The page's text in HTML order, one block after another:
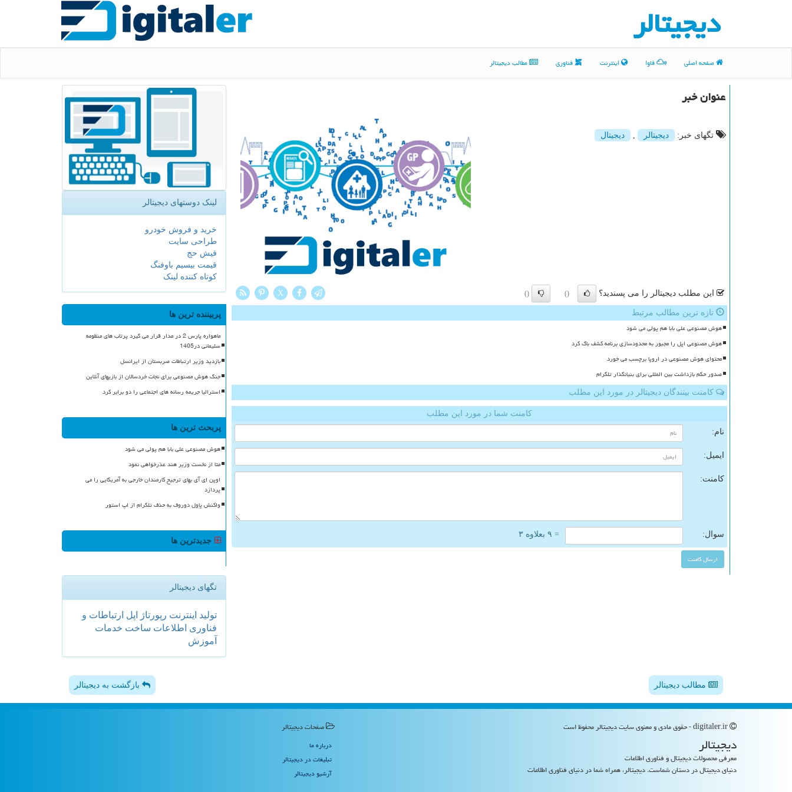
دیجیتالر
صفحه اصلی فاوا اینترنت فناوری مطالب دیجیتالر
عنوان خبر
تگهای خبر: دیجیتالر , دیجیتال
این مطلب دیجیتالر را می پسندید؟ ()
()
X
تازه ترین مطالب مرتبط
هوش مصنوعی علی بابا هم پولی می شود
هوش مصنوعی اپل را مجبور به محدودسازی برنامه کشف باگ کرد
محتوای هوش مصنوعی در اروپا برچسب می خورد
صدور حکم بازداشت بین المللی برای بنیانگذار تلگرام
کامنت بینندگان دیجیتالر در مورد این مطلب
کامنت شما در مورد این مطلب
نام:
ایمیل:
کامنت:
سوال: = ۹ بعلاوه ۳
لینک دوستهای دیجیتالر
خرید و فروش خودرو
طراحی سایت
فیش حج
قیمت بیسیم باوفنگ
کوتاه کننده لینک
پربیننده ترین ها
ماهواره پارس 2 در مدار قرار می گیرد پرتاب های منظومه
سلیمانی در1405
بازدید وزیر ارتباطات صربستان از ایرانسل
جنگ هوش مصنوعی برای نجات خردسالان از بازیهای آنلاین
استرالیا جریمه رسانه های اجتماعی را دو برابر کرد
پربحث ترین ها
هوش مصنوعی علی بابا هم پولی می شود
متا از نخست وزیر هند عذرخواهی نمود
اوپن ای آی بهای ترجیح کارمندان خارجی به آمریکایی را می
پردازد
واکنش پاول دوروف به حذف تلگرام از اپ استور
جدیدترین ها
تگهای دیجیتالر
تولید اینترنت رپورتاژ اپل ارتباطات و
فناوری اطلاعات ساخت خدمات
آموزش
مطالب دیجیتالر بازگشت به دیجیتالر
دیجیتالر
معرفی محصولات دیجیتال و فناوری اطلاعات
دنیای دیجیتال در دستان شماست. دیجیتالر، همراه شما در دنیای فناوری اطلاعات
صفحات دیجیتالر
درباره ما
تبلیغات در دیجیتالر
آرشیو دیجیتالر